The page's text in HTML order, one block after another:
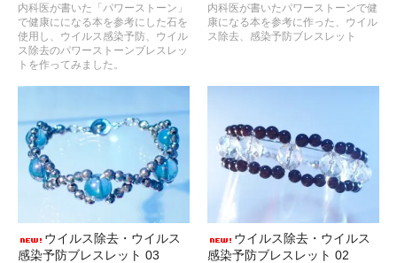
内科医が書いた「パワーストーン」
で健康にになる本を参考にした石を
使用し、ウイルス感染予防、ウイル
ス除去のパワーストーンブレスレッ
トを作ってみました。
内科医が書いたパワーストーンで健
康になる本を参考に作った、ウイル
ス除去、感染予防ブレスレット
ウイルス除去・ウイルス
感染予防ブレスレット 03
ウイルス除去・ウイルス
感染予防ブレスレット 02